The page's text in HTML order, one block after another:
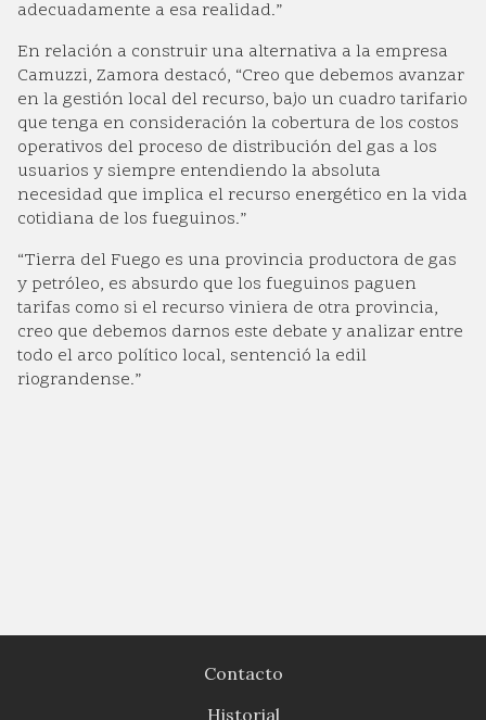
adecuadamente a esa realidad.”
En relación a construir una alternativa a la empresa
Camuzzi, Zamora destacó, “Creo que debemos avanzar
en la gestión local del recurso, bajo un cuadro tarifario
que tenga en consideración la cobertura de los costos
operativos del proceso de distribución del gas a los
usuarios y siempre entendiendo la absoluta
necesidad que implica el recurso energético en la vida
cotidiana de los fueguinos.”
“Tierra del Fuego es una provincia productora de gas
y petróleo, es absurdo que los fueguinos paguen
tarifas como si el recurso viniera de otra provincia,
creo que debemos darnos este debate y analizar entre
todo el arco político local, sentenció la edil
riograndense.”
Contacto
Historial